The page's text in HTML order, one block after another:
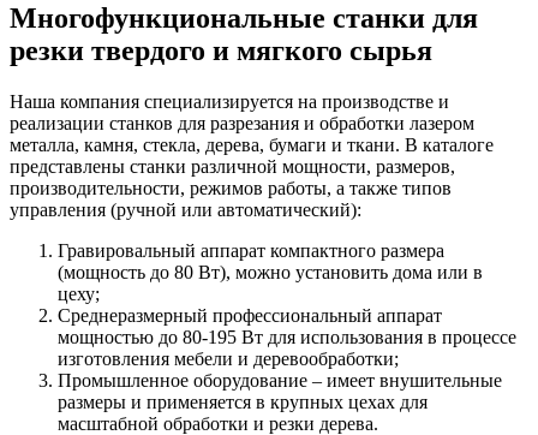
Многофункциональные станки для
резки твердого и мягкого сырья
Наша компания специализируется на производстве и
реализации станков для разрезания и обработки лазером
металла, камня, стекла, дерева, бумаги и ткани. В каталоге
представлены станки различной мощности, размеров,
производительности, режимов работы, а также типов
управления (ручной или автоматический):
Гравировальный аппарат компактного размера
(мощность до 80 Вт), можно установить дома или в
цеху;
Среднеразмерный профессиональный аппарат
мощностью до 80-195 Вт для использования в процессе
изготовления мебели и деревообработки;
Промышленное оборудование – имеет внушительные
размеры и применяется в крупных цехах для
масштабной обработки и резки дерева.